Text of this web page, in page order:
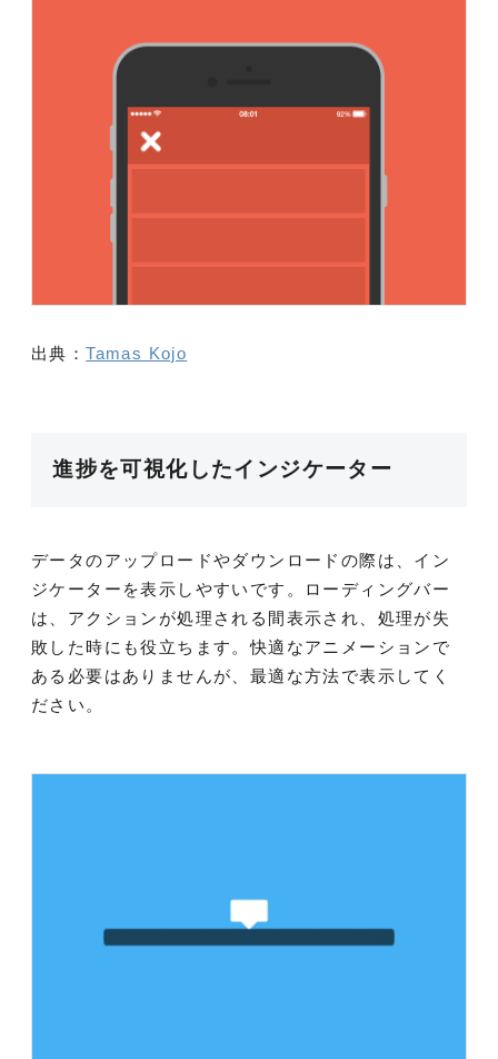
出典：Tamas Kojo
進捗を可視化したインジケーター
データのアップロードやダウンロードの際は、イン
ジケーターを表示しやすいです。ローディングバー
は、アクションが処理される間表示され、処理が失
敗した時にも役立ちます。快適なアニメーションで
ある必要はありませんが、最適な方法で表示してく
ださい。